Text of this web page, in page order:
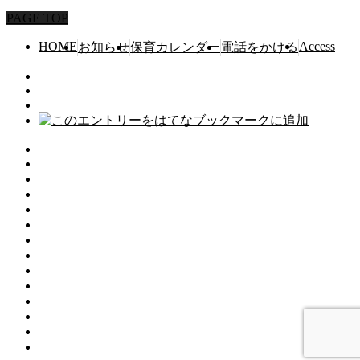
PAGE TOP
HOMEお知らせ保育カレンダー電話をかける Access